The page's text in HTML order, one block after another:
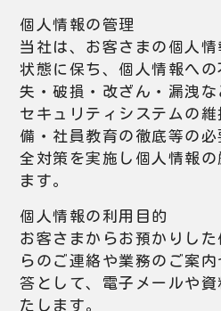
個人情報の管理
当社は、お客さまの個人
状態に保ち、個人情報へ
失・破損・改ざん・漏洩な
セキュリティシステムの
備・社員教育の徹底等の
全対策を実施し個人情報
ます。
個人情報の利用目的
お客さまからお預かりし
らのご連絡や業務のご案
答として、電子メールや
たします。